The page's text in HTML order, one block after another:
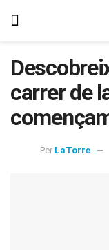
carrer de
Per LaTorre